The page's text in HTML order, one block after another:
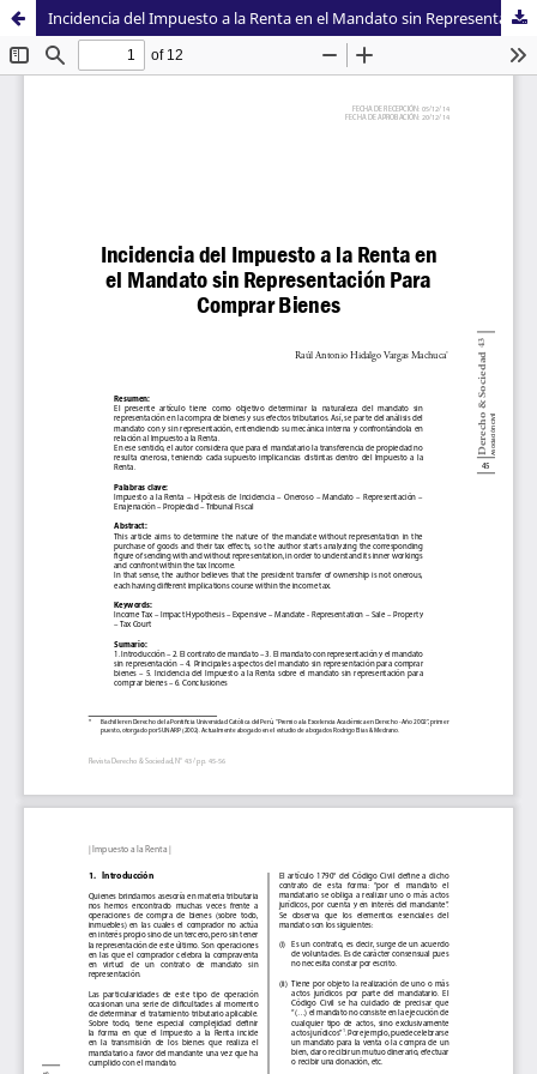
Incidencia del Impuesto a la Renta en el Mandato sin Representación para Comprar Bienes